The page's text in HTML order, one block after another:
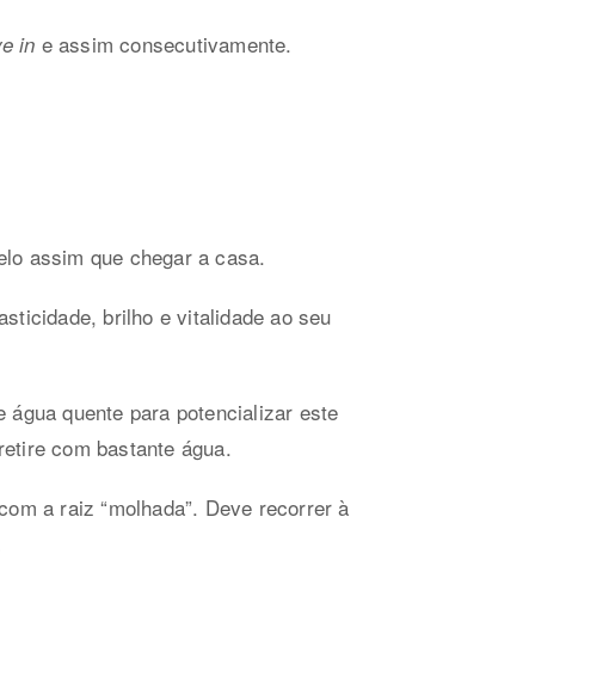
in e assim consecutivamente.
assim que chegar a casa.
brilho e vitalidade ao seu
quente para potencializar este
com bastante água.
a raiz “molhada”. Deve recorrer à